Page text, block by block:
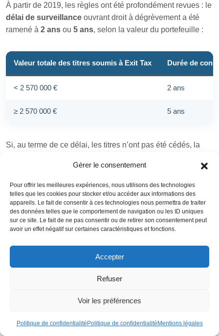
Gérer le consentement
Pour offrir les meilleures expériences, nous utilisons des technologies
telles que les cookies pour stocker et/ou accéder aux informations des
appareils. Le fait de consentir à ces technologies nous permettra de traiter
des données telles que le comportement de navigation ou les ID uniques
sur ce site. Le fait de ne pas consentir ou de retirer son consentement peut
avoir un effet négatif sur certaines caractéristiques et fonctions.
Accepter
Refuser
Voir les préférences
Politique de confidentialité Politique de confidentialité Mentions légales
À partir de 2019, les règles ont été profondément revues : le
délai de surveillance ouvrant droit à dégrèvement a été
ramené à 2 ans ou 5 ans, selon la valeur du portefeuille :
Valeur totale des titres soumis à Exit Tax Durée de
< 2 570 000 € 2 ans
≥ 2 570 000 € 5 ans
Si, au terme de ce délai, les titres n’ont pas été cédés, la
du délai, le sursis tombe et l’impôt devient
, avec
une éventuelle imputation de l’impôt payé à l’étranger pour
éviter une double imposition économique.
Retour en France et annulation
Le retour à larésidence fiscale françaisedans le délai de
annulation automatique
sera dû que si unecession intervient ultérieurement, en
tant que résident, selon le régime normal des plus-values.
Non-résidents, investissements